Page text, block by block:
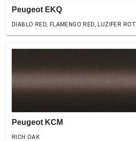
Peugeot EKQ
DIABLO RED, FLAMENGO RED, LUZIFER ROT
Peugeot KCM
RICH OAK